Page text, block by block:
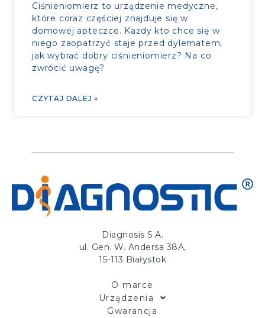
Ciśnieniomierz to urządzenie medyczne,
które coraz częściej znajduje się w
domowej apteczce. Każdy kto chce się w
niego zaopatrzyć staje przed dylematem,
jak wybrać dobry ciśnieniomierz? Na co
zwrócić uwagę?
CZYTAJ DALEJ »
Diagnosis S.A.
ul. Gen. W. Andersa 38A,
15-113 Białystok
O marce
Urządzenia
Gwarancja